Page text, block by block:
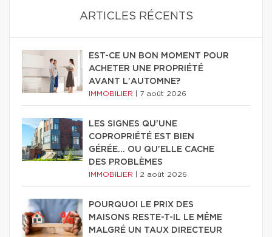
ARTICLES RÉCENTS
EST-CE UN BON MOMENT POUR
ACHETER UNE PROPRIÉTÉ
AVANT L'AUTOMNE?
IMMOBILIER 7 août 2026
LES SIGNES QU'UNE
COPROPRIÉTÉ EST BIEN
GÉRÉE… OU QU'ELLE CACHE
DES PROBLÈMES
IMMOBILIER 2 août 2026
POURQUOI LE PRIX DES
MAISONS RESTE-T-IL LE MÊME
MALGRÉ UN TAUX DIRECTEUR